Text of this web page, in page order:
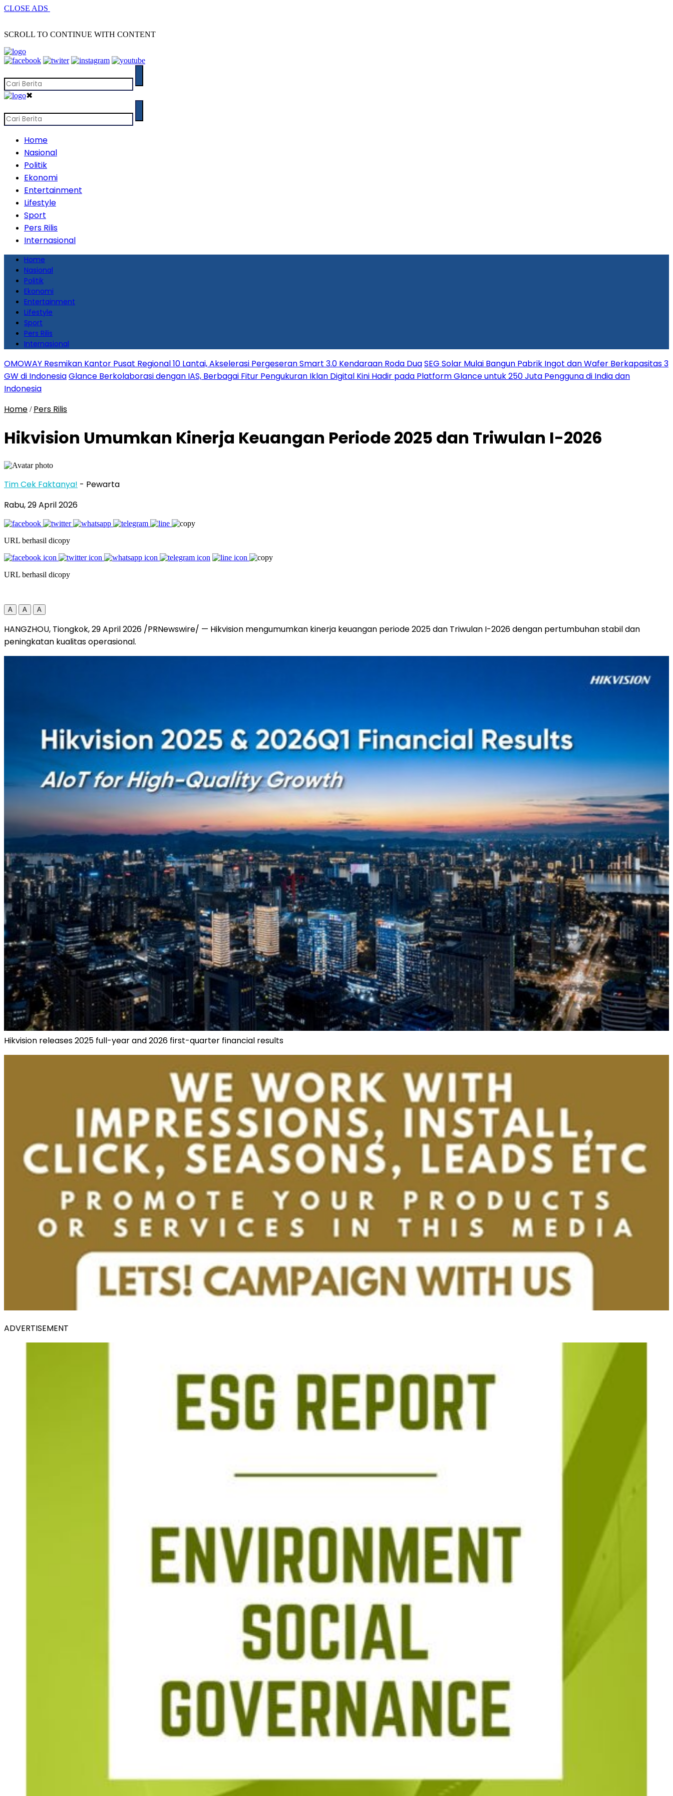
CLOSE ADS
SCROLL TO CONTINUE WITH CONTENT
✖
Home
Nasional
Politik
Ekonomi
Entertainment
Lifestyle
Sport
Pers Rilis
Internasional
Home
Nasional
Politik
Ekonomi
Entertainment
Lifestyle
Sport
Pers Rilis
Internasional
OMOWAY Resmikan Kantor Pusat Regional 10 Lantai, Akselerasi Pergeseran Smart 3.0 Kendaraan Roda DuaSEG Solar Mulai Bangun Pabrik Ingot dan Wafer Berkapasitas 3
GW di IndonesiaGlance Berkolaborasi dengan IAS, Berbagai Fitur Pengukuran Iklan Digital Kini Hadir pada Platform Glance untuk 250 Juta Pengguna di India dan
Indonesia
Home / Pers Rilis
Hikvision Umumkan Kinerja Keuangan Periode 2025 dan Triwulan I-2026
Tim Cek Faktanya! - Pewarta
Rabu, 29 April 2026
URL berhasil dicopy
URL berhasil dicopy
A A A
HANGZHOU, Tiongkok, 29 April 2026 /PRNewswire/ — Hikvision mengumumkan kinerja keuangan periode 2025 dan Triwulan I-2026 dengan pertumbuhan stabil dan
peningkatan kualitas operasional.
Hikvision releases 2025 full-year and 2026 first-quarter financial results
ADVERTISEMENT